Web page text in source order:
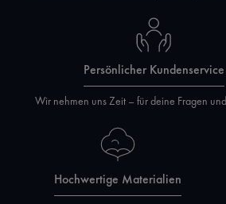
Persönlicher Kundenservice
Wir nehmen uns Zeit – für deine Fragen
Hochwertige Materialien